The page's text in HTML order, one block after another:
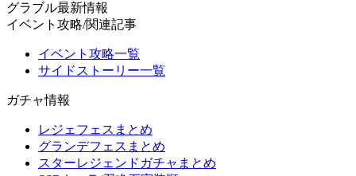
グラブル最新情報
イベント攻略/関連記事
イベント攻略一覧
サイドストーリー一覧
ガチャ情報
レジェフェスまとめ
グランデフェスまとめ
スターレジェンドガチャまとめ